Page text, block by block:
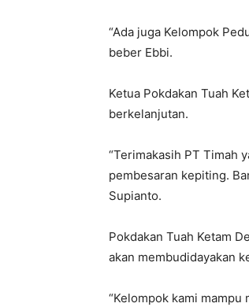
“Ada juga Kelompok
beber Ebbi.
Ketua Pokdakan Tuah
berkelanjutan.
“Terimakasih PT Timah
pembesaran kepiting.
Supianto.
Pokdakan Tuah Ketam
akan membudidayakan
“Kelompok kami